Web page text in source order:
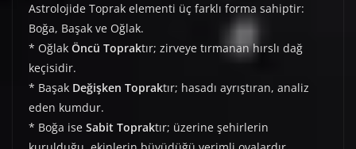
Astrolojide Toprak elementi üç farklı forma sahiptir:
Boğa, Başak ve Oğlak.
* Oğlak Öncü Topraktır; zirveye tırmanan hırslı dağ
keçisidir.
* Başak Değişken Topraktır; hasadı ayrıştıran, analiz
eden kumdur.
* Boğa ise Sabit Topraktır; üzerine şehirlerin